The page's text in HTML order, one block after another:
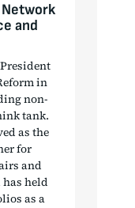
and
in
non-
tank.
as the
for
and
held
as a